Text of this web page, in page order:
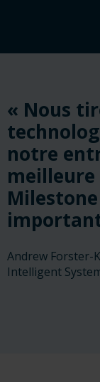
« Nous
notre
Andrew Forster-
Intelligent